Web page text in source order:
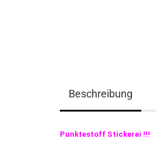
Beschreibung
Punktestoff Stickerei !!!